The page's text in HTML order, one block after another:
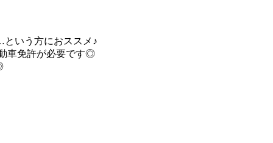
いう方におススメ♪
車免許が必要です◎